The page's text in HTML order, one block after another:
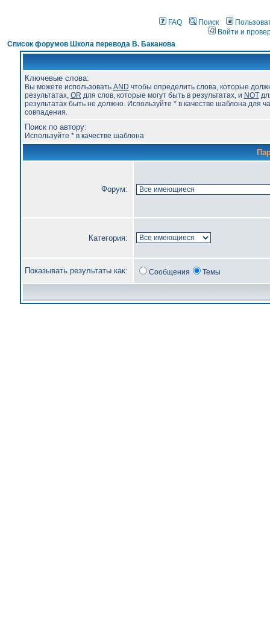
FAQ Поиск
Войти и
Список форумов Школа перевода В. Баканова
Ключевые слова:
Вы можете использовать AND чтобы определить слова, которые
результатах, OR для слов, которые могут быть в результатах, и NOT
результатах быть не должно. Используйте * в качестве шаблона для
совпадения.
Поиск по автору:
Используйте * в качестве шаблона
Форум:
Категория:
Показывать результаты как: Сообщения Темы